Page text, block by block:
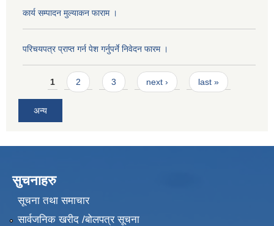
कार्य सम्पादन मुल्याक‌न फाराम ।
परिचयपत्र प्राप्त गर्न पेश गर्नुपर्ने निवेदन फारम ।
Pages
1 2 3 next › last »
अन्य
सुचनाहरु
सूचना तथा समाचार
सार्वजनिक खरीद /बोलपत्र सूचना